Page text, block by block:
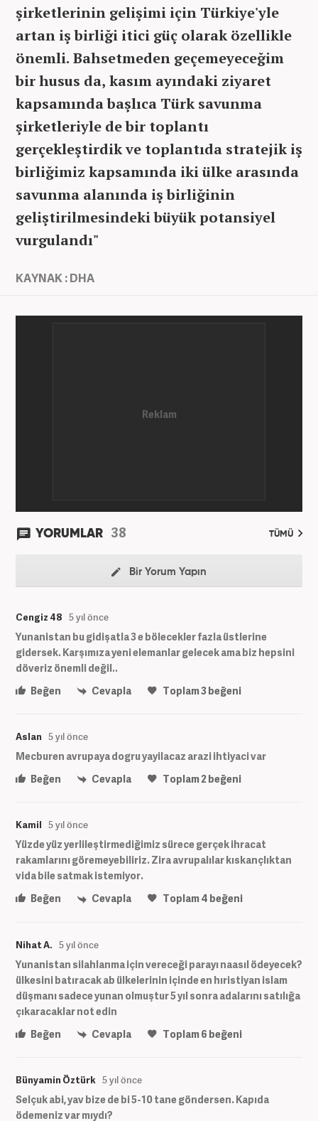
şirketlerinin gelişimi için Türkiye'yle
artan iş birliği itici güç olarak özellikle
önemli. Bahsetmeden geçemeyeceğim
bir husus da, kasım ayındaki ziyaret
kapsamında başlıca Türk savunma
şirketleriyle de bir toplantı
gerçekleştirdik ve toplantıda stratejik iş
birliğimiz kapsamında iki ülke arasında
savunma alanında iş birliğinin
geliştirilmesindeki büyük potansiyel
vurgulandı"
KAYNAK : DHA
YORUMLAR 38 TÜMÜ
Bir Yorum Yapın
Cengiz 48 5 yıl önce
Yunanistan bu gidişatla 3 e bölecekler fazla üstlerine
gidersek. Karşımıza yeni elemanlar gelecek ama biz hepsini
döveriz önemli değil..
Beğen
Cevapla Toplam3beğeni
Aslan 5 yıl önce
Mecburen avrupaya dogru yayilacaz arazi ihtiyaci var
Beğen
Cevapla Toplam2beğeni
Kamil 5 yıl önce
Yüzde yüz yerlileştirmediğimiz sürece gerçek ihracat
rakamlarını göremeyebiliriz. Zira avrupalılar kıskançlıktan
vida bile satmak istemiyor.
Beğen
Cevapla Toplam4 beğeni
Nihat A. 5 yıl önce
Yunanistan silahlanma için vereceği parayı naasıl ödeyecek?
ülkesini batıracak ab ülkelerinin içinde en hıristiyan islam
düşmanı sadece yunan olmuştur 5 yıl sonra adalarını satılığa
çıkaracaklar not edin
Beğen
Cevapla Toplam6 beğeni
Bünyamin Öztürk 5 yıl önce
Selçuk abi, yav bize de bi 5-10 tane göndersen. Kapıda
ödemeniz var mıydı?